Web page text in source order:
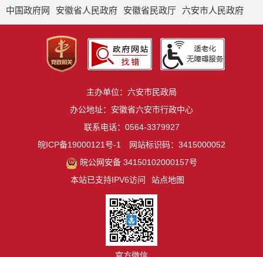
中国政府网
安徽省人民政府 安徽省民政厅 六安市人民政府
主办单位：六安市民政局
办公地址：安徽省六安市行政中心
联系电话：0564-3379927
皖ICP备19000121号-1
网站标识码：3415000052
皖公网安备 34150102000157号
本站已支持IPV6访问
站点地图